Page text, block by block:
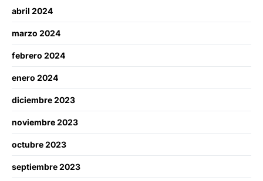
abril 2024
marzo 2024
febrero 2024
enero 2024
diciembre 2023
noviembre 2023
octubre 2023
septiembre 2023